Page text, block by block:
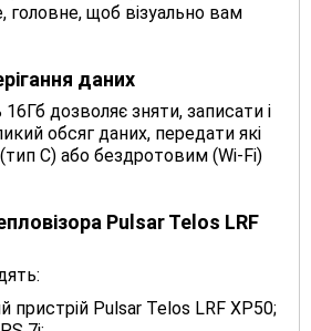
головне, щоб візуально вам
даних
дозволяє зняти, записати і
обсяг даних, передати які
С) або бездротовим (Wi-Fi)
Pulsar Telos LRF
пристрій Pulsar Telos LRF XP50;